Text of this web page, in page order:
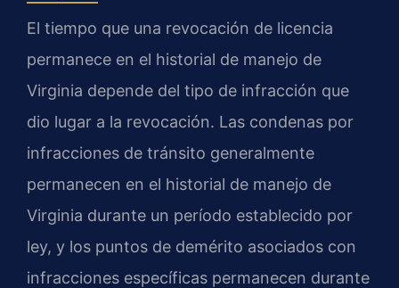
El tiempo que una revocación de licencia
permanece en el historial de manejo de
Virginia depende del tipo de infracción que
dio lugar a la revocación. Las condenas por
infracciones de tránsito generalmente
permanecen en el historial de manejo de
Virginia durante un período establecido por
ley, y los puntos de demérito asociados con
infracciones específicas permanecen durante